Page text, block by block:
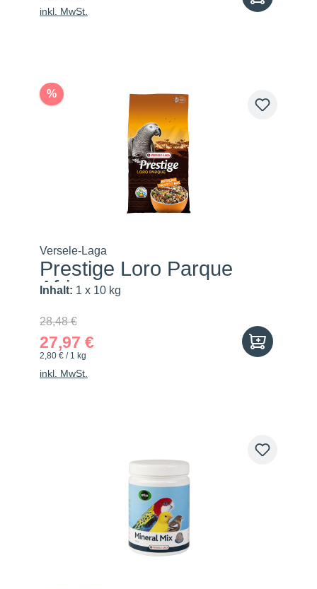
inkl. MwSt.
%
Versele-Laga
Prestige Loro Parque
Africa...
Inhalt: 1 x 10 kg
28,48 €
27,97 €
2,80 € / 1 kg
inkl. MwSt.